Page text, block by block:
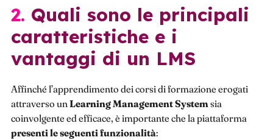
2. Quali sono le principali
caratteristiche e i
vantaggi di un LMS
Affinché l’apprendimento dei corsi di formazione erogati
attraverso unLearning Management Systemsia
coinvolgente ed efficace, è importante che la piattaforma
presenti le seguenti funzionalità: